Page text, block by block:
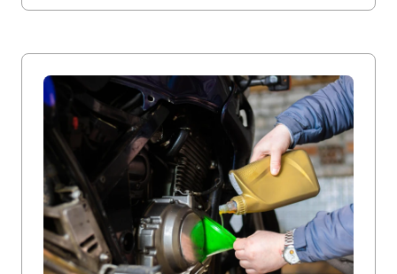
穩壓器，負責把發電機輸出的交流電整流並
設備不會因為電壓過高而損壞。沒有正常運
作的整流器，您的愛車可能面臨電瓶過度充
電、電壓不穩，甚至在路上突然拋錨的風
險。選擇正確的零件與適當的維護方式，能
確保充電系統長期穩定運作，減少不必要的
磨損，也能節省未來高額的維修費用。這篇
文章將帶您深入了解整流器的工作原理、如
何判斷是否故障，以及更換時的價格範圍。